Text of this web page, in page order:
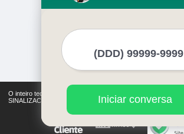
O inteiro teor deste site está sujeito à proteção de direitos
SINALIZACAO (Lei 9610 de 19/02/1998)Iniciar conversa